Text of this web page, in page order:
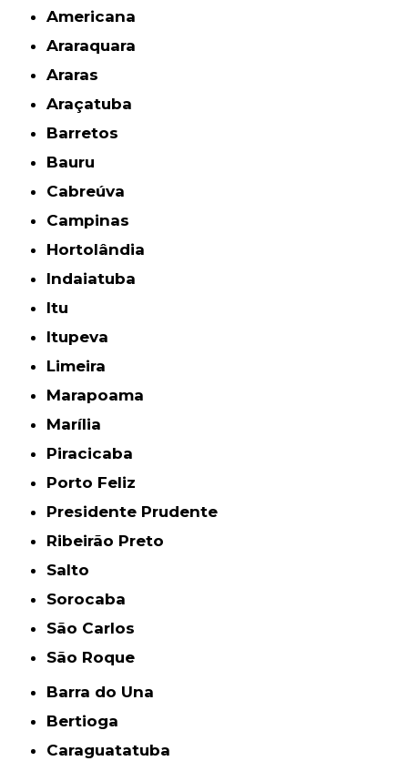
Americana
Araraquara
Araras
Araçatuba
Barretos
Bauru
Cabreúva
Campinas
Hortolândia
Indaiatuba
Itu
Itupeva
Limeira
Marapoama
Marília
Piracicaba
Porto Feliz
Presidente Prudente
Ribeirão Preto
Salto
Sorocaba
São Carlos
São Roque
Barra do Una
Bertioga
Caraguatatuba